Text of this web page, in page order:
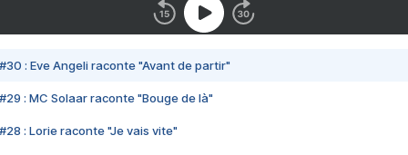
#30 : Eve Angeli raconte "Avant de partir"
#29 : MC Solaar raconte "Bouge de là"
#28 : Lorie raconte "Je vais vite"